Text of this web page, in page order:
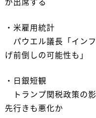
が出席する
・米雇用統計
パウエル議長「イン
げ前倒しの可能性も」
・日銀短観
トランプ関税政策の影
先行きも悪化か